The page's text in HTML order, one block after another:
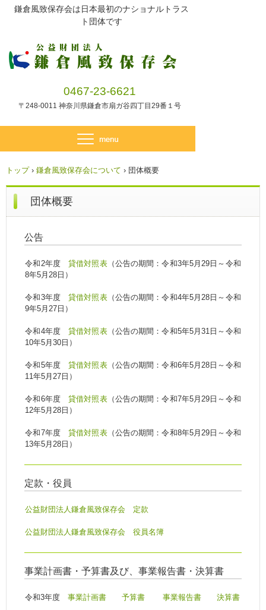
鎌倉風致保存会は日本最初のナショナルトラス
ト団体です
0467-23-6621
〒248-0011 神奈川県鎌倉市扇ガ谷四丁目29番１号
トップ › 鎌倉風致保存会について › 団体概要
団体概要
公告
令和2年度貸借対照表（公告の期間：令和3年5月29日～令和
8年5月28日）
令和3年度貸借対照表（公告の期間：令和4年5月28日～令和
9年5月27日）
令和4年度貸借対照表（公告の期間：令和5年5月31日～令和
10年5月30日）
令和5年度貸借対照表（公告の期間：令和6年5月28日～令和
11年5月27日）
令和6年度貸借対照表（公告の期間：令和7年5月29日～令和
12年5月28日）
令和7年度貸借対照表（公告の期間：令和8年5月29日～令和
13年5月28日）
定款・役員
公益財団法人鎌倉風致保存会 定款
公益財団法人鎌倉風致保存会役員名簿
事業計画書・予算書及び、事業報告書・決算書
令和3年度事業計画書 予算書 事業報告書 決算書